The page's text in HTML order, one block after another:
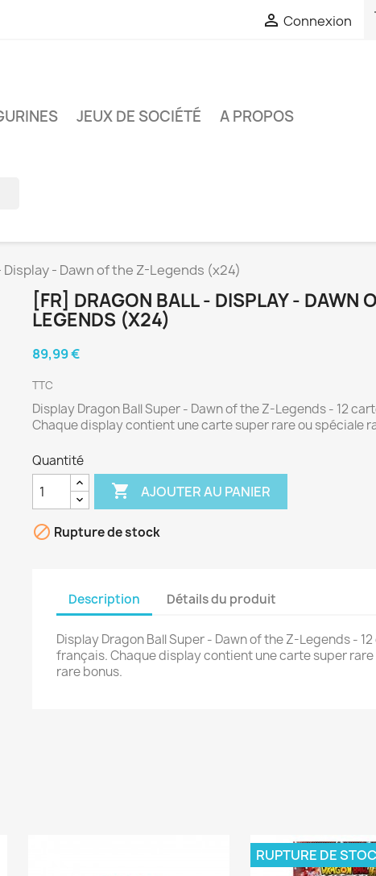
 Connexion
JEUX DE SOCIÉTÉ A PROPOS
Display - Dawn of the Z-Legends (x24)
[FR] DRAGON BALL - DISPLAY - DAWN
LEGENDS (X24)
89,99 €
TTC
Display Dragon Ball Super - Dawn of the Z-Legends - 12
Chaque display contient une carte super rare ou spéciale
Quantité
 AJOUTER AU PANIER
 Rupture de stock
Description Détails du produit
Display Dragon Ball Super - Dawn of the Z-Legends -
français. Chaque display contient une carte super
rare bonus.
RUPTURE DE